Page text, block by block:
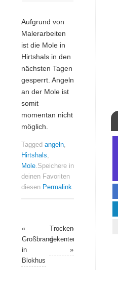
Aufgrund von
Malerarbeiten
ist die Mole in
Hirtshals in den
nächsten Tagen
gesperrt. Angeln
an der Mole ist
somit
momentan nicht
möglich.
Tagged angeln
Hirtshals
Mole Speichere in
deinen Favoriten
diesen Permalink
«
Großbrand
in
Blokhus
Trockendock
gekentert
»